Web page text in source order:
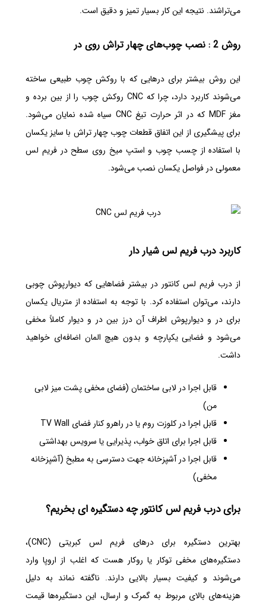
می‌تراشند. نتیجه این کار بسیار تمیز و دقیق است.
روش 2 : نصب چوب‌های چهار تراش روی در
این روش بیشتر برای درهایی که با روکش چوب طبیعی ساخته
می‌شوند کاربرد دارد، چرا که CNC روکش چوب را از بین برده و
مغز MDF که در اثر حرارت تیغ CNC سیاه شده نمایان می‌شود.
برای پیشگیری از این اتفاق قطعات چوب چهار تراش با سایز یکسان
با استفاده از چسب چوب و استپ میخ روی سطح در فریم لس
معمولی در فواصل یکسان نصب می‌شود.
کاربرد درب فریم لس شیار دار
از درب فریم لس کانتور در بیشتر فضاهایی که دیوارپوش چوبی
دارند، می‌توان استفاده کرد. با توجه به استفاده از متریال یکسان
برای در و دیوارپوش اطراف آن درز بین در و دیوار کاملاً مخفی
می‌شود و فضایی یکپارچه و بدون هیچ المان اضافه‌ای خواهید
داشت.
قابل اجرا در لابی ساختمان (فضای مخفی پشت میز لابی
من)
قابل اجرا در کلوزت روم یا در راهرو کنار فضای TV Wall
قابل اجرا برای اتاق خواب، پذیرایی یا سرویس بهداشتی
قابل اجرا در آشپزخانه جهت دسترسی به مطبخ (آشپزخانه
مخفی)
برای درب فریم لس کانتور چه دستگیره ای بخریم؟
بهترین دستگیره برای درهای فریم لس کبریتی (CNC)،
دستگیره‌های مخفی توکار یا روکار هست که اغلب از اروپا وارد
می‌شوند و کیفیت بسیار بالایی دارند. ناگفته نماند به دلیل
هزینه‌های بالای مربوط به گمرک و ارسال، این دستگیره‌ها قیمت